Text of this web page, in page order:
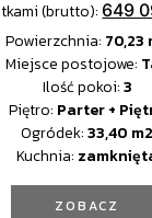
(brutto):649
Powierzchnia: 70,23
Miejsce postojowe:
Ilość pokoi:3
Piętro: Parter +
Ogródek:33,40
Kuchnia:
ZOBACZ